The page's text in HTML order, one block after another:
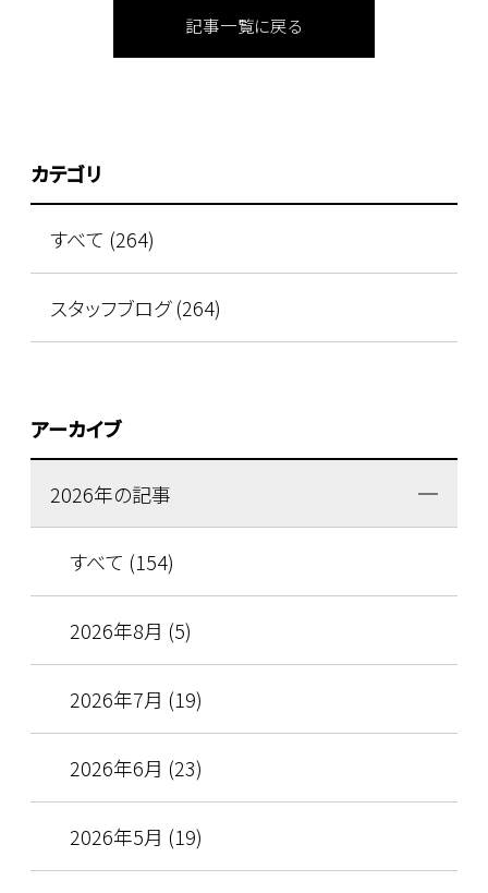
記事一覧に戻る
カテゴリ
すべて (264)
スタッフブログ (264)
アーカイブ
2026年の記事
すべて (154)
2026年8月 (5)
2026年7月 (19)
2026年6月 (23)
2026年5月 (19)